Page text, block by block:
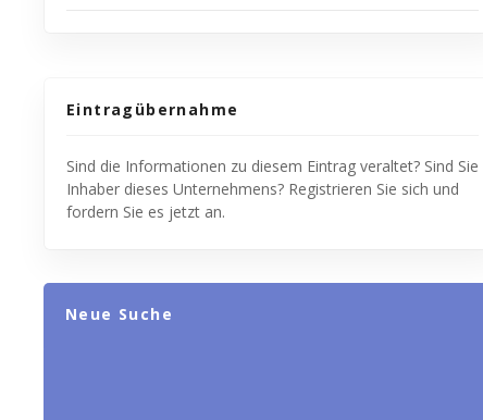
Eintragübernahme
Sind die Informationen zu diesem Eintrag veraltet? Sind Sie
Inhaber dieses Unternehmens? Registrieren Sie sich und
fordern Sie es jetzt an.
Neue Suche